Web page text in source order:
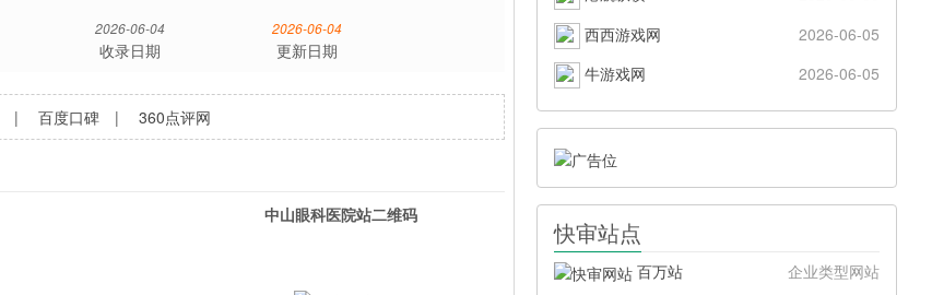
2026-06-04
收录日期
2026-06-04
更新日期
|百度口碑 |360点评网
中山眼科医院站二维码
西西游戏网
2026-06-05
牛游戏网
2026-06-05
快审站点
百万站
企业类型网站